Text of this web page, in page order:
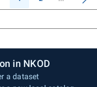
in NKOD
a dataset